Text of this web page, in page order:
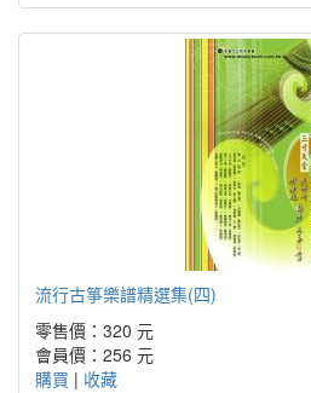
流行古箏樂譜精選集(四)
零售價：320 元
會員價：256 元
購買 | 收藏